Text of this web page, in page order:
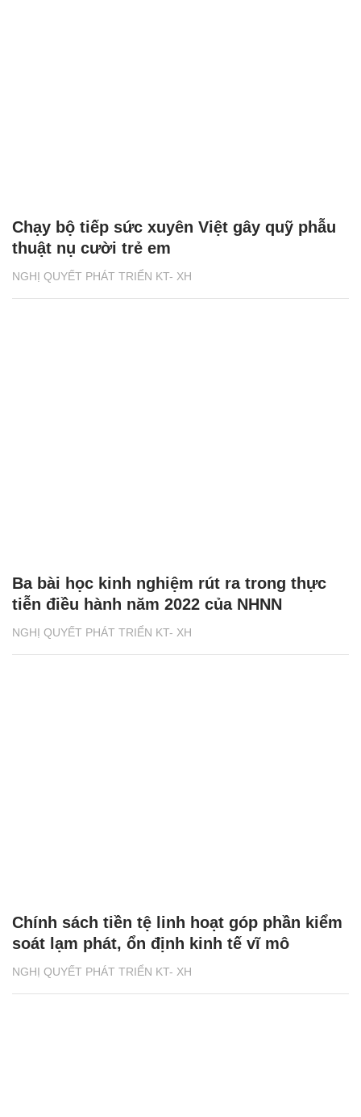
NGHỊ QUYẾT PHÁT TRIỂN KT- XH
Chạy bộ tiếp sức xuyên Việt gây quỹ phẫu
thuật nụ cười trẻ em
NGHỊ QUYẾT PHÁT TRIỂN KT- XH
Ba bài học kinh nghiệm rút ra trong thực
tiễn điều hành năm 2022 của NHNN
NGHỊ QUYẾT PHÁT TRIỂN KT- XH
Chính sách tiền tệ linh hoạt góp phần kiểm
soát lạm phát, ổn định kinh tế vĩ mô